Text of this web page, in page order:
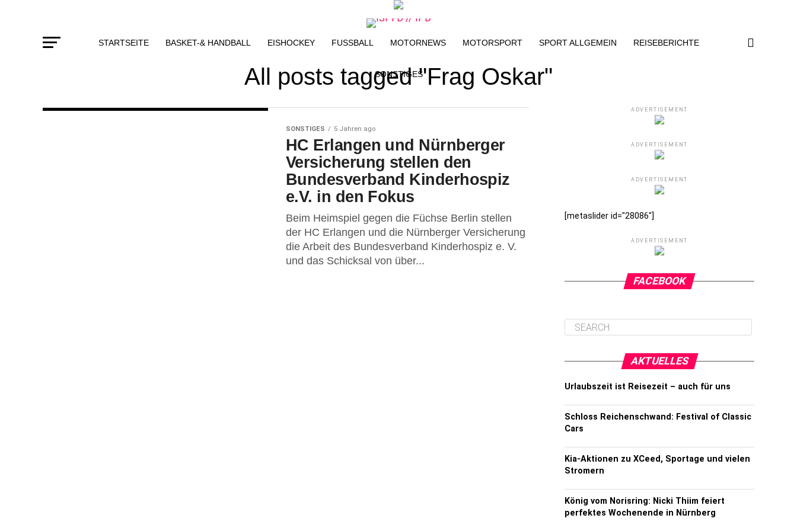
STARTSEITE BASKET-& HANDBALL EISHOCKEY FUSSBALL MOTORNEWS MOTORSPORT SPORT ALLGEMEIN REISEBERICHTE
SONSTIGES
All posts tagged "Frag Oskar"
SONSTIGES 5 Jahren ago
HC Erlangen und Nürnberger
Versicherung stellen den
Bundesverband Kinderhospiz
e.V. in den Fokus
Beim Heimspiel gegen die Füchse Berlin stellen
der HC Erlangen und die Nürnberger Versicherung
die Arbeit des Bundesverband Kinderhospiz e. V.
und das Schicksal von über...
ADVERTISEMENT
ADVERTISEMENT
ADVERTISEMENT
[metaslider id="28086"]
ADVERTISEMENT
FACEBOOK
AKTUELLES
Urlaubszeit ist Reisezeit – auch für uns
Schloss Reichenschwand: Festival of Classic
Cars
Kia-Aktionen zu XCeed, Sportage und vielen
Stromern
König vom Norisring: Nicki Thiim feiert
perfektes Wochenende in Nürnberg